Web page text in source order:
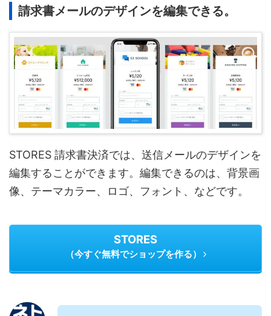
請求書メールのデザインを編集できる。
STORES 請求書決済では、送信メールのデザインを
編集することができます。編集できるのは、背景画
像、テーマカラー、ロゴ、フォント、などです。
STORES
（今すぐ無料でショップを作る）